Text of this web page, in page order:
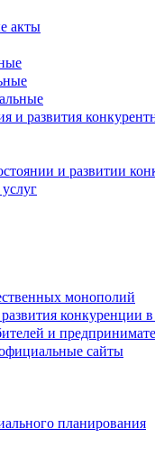
акты
и развития
и развитии
монополий
конкуренции
и
сайты
планирования